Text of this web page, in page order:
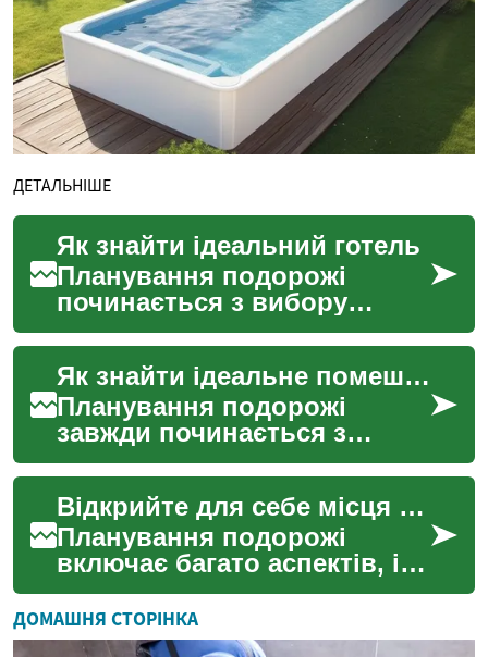
ДЕТАЛЬНІШЕ
Як знайти ідеальний готель
Планування подорожі
починається з вибору
правильного місця для
проживання. Незалежно від
того, чи це ділова поїздка,
...
Як знайти ідеальне помешкання для подорожі
Планування подорожі
завжди починається з
пошуку комфортного місця
для проживання. Незалежно
від того, чи це короткост...Відкрийте для себе місця для зупинки у подорожі
Планування подорожі
включає багато аспектів, і
одним з найважливіших є
вибір відповідного житла.
Незалежно від того, ...
ДОМАШНЯ СТОРІНКА